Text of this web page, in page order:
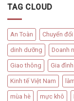
TAG CLOUD
An Toàn Chuyển
dinh dưỡng Doanh
Giao thông Gia đình
Kinh tế Việt Nam
mùa hè mực khô